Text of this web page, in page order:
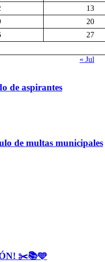
13
20
27
« Jul
de aspirantes
de multas municipales
✂️📚🩵